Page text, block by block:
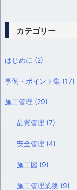
カテゴリー
はじめに (2)
事例・ポイント集 (17)
施工管理 (29)
品質管理 (7)
安全管理 (4)
施工図 (9)
施工管理業務 (9)